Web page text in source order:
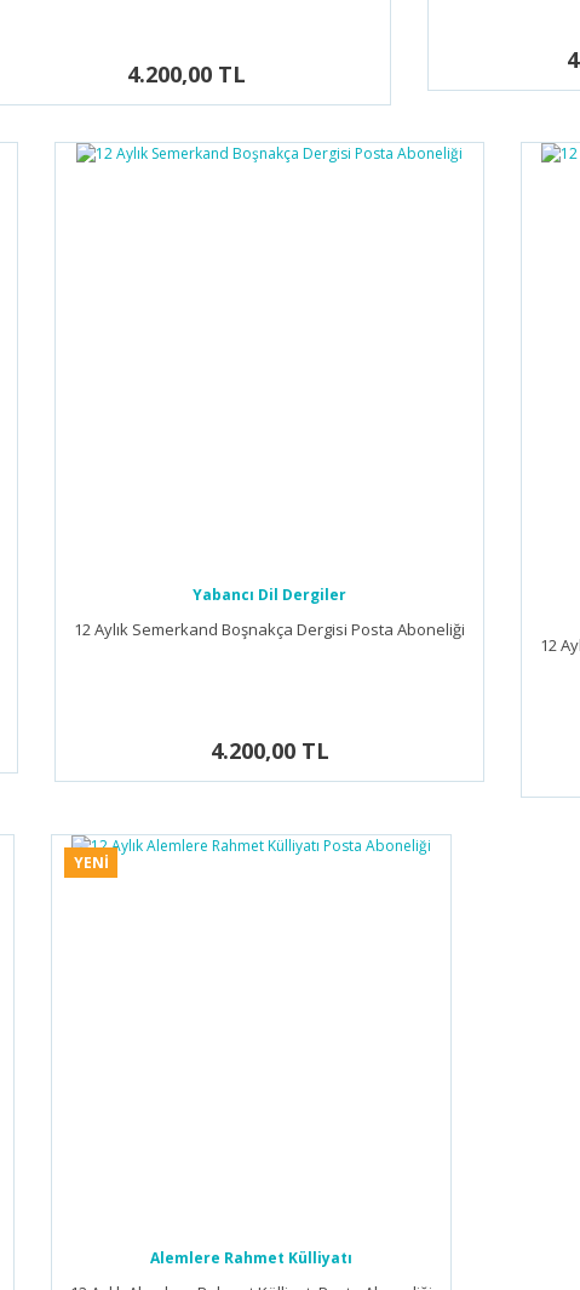
4.200,00 TL
Yabancı Dil Dergiler
12 Aylık Semerkand Boşnakça Dergisi Posta Aboneliği
4.200,00 TL
12
YENİ
Alemlere Rahmet Külliyatı